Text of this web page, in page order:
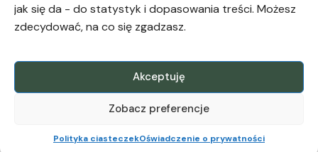
jak się da - do statystyk i dopasowania treści. Możesz
zdecydować, na co się zgadzasz.
Akceptuję
Zobacz preferencje
Polityka ciasteczekOświadczenie o prywatności
całkowita mierzona od środka dekoltu: 41 cm
– szerokość w biuście 1/2: 49 cm, długość
całkowita mierzona od środka dekoltu: 41 cm